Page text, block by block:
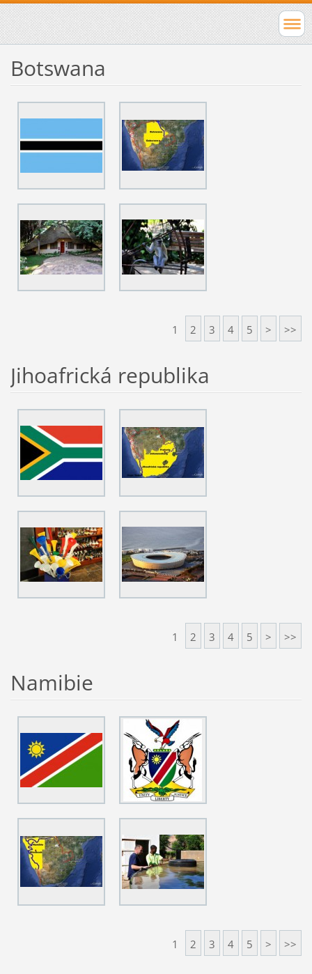
Botswana
1 2 3 4 5 > >>
Jihoafrická republika
1 2 3 4 5 > >>
Namibie
1 2 3 4 5 > >>